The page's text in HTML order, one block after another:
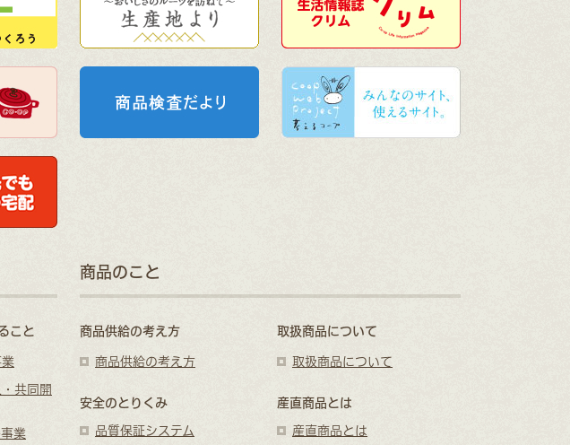
こと
共同開
業
商品のこと
商品供給の考え方
商品供給の考え方
安全のとりくみ
品質保証システム
取扱商品について
取扱商品について
産直商品とは
産直商品とは